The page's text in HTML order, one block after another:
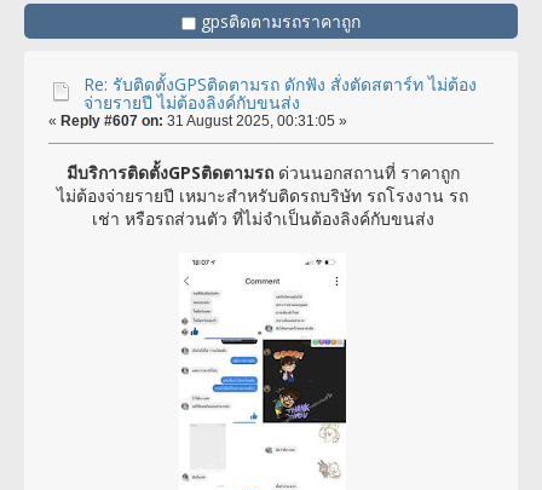
gpsติดตามรถราคาถูก
Re: รับติดตั้งGPSติดตามรถ ดักฟัง สั่งตัดสตาร์ท ไม่ต้อง
จ่ายรายปี ไม่ต้องลิงค์กับขนส่ง
« Reply #607 on: 31 August 2025, 00:31:05 »
มีบริการติดตั้งGPSติดตามรถด่วนนอกสถานที่ ราคาถูก
ไม่ต้องจ่ายรายปี เหมาะสำหรับติดรถบริษัท รถโรงงาน รถ
เช่า หรือรถส่วนตัว ที่ไม่จำเป็นต้องลิงค์กับขนส่ง